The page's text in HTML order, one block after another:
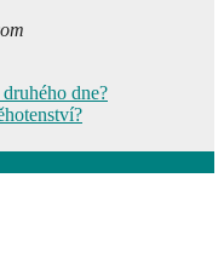
dne?